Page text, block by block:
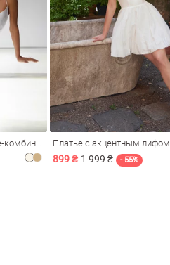
Платье с акцентным лифом
899 ₴ 1 999 ₴ - 55%